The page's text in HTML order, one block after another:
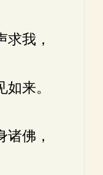
我，
来。
佛，